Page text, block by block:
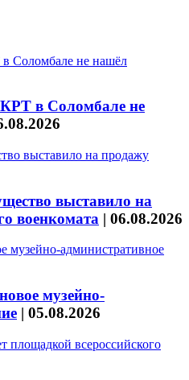
в Соломбале не
выставило на
военкомата | 06.08.2026
музейно-
| 05.08.2026